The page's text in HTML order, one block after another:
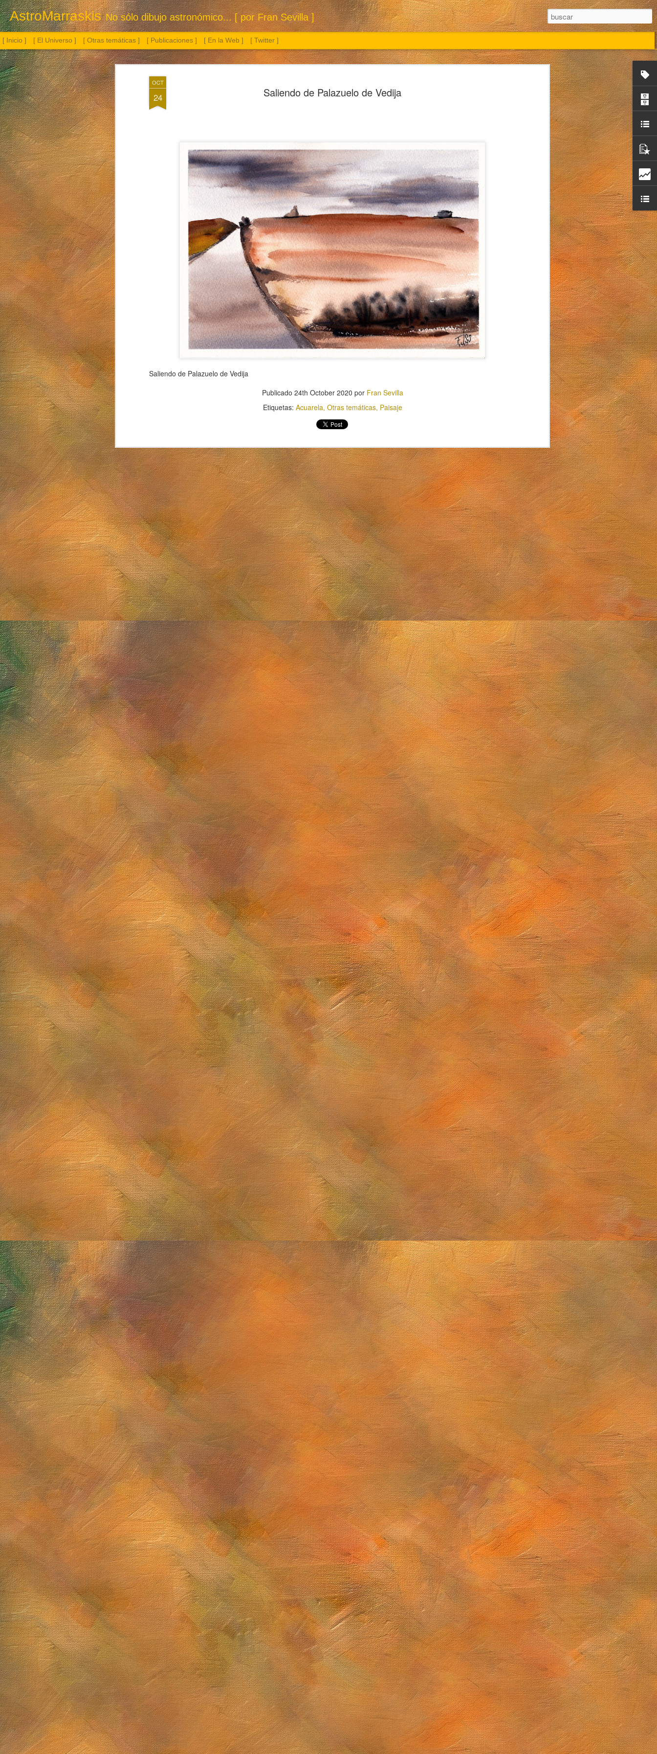
OCT
24 Saliendo de Palazuelo de Vedija
Saliendo de Palazuelo de Vedija
Publicado 24th October 2020 por Fran Sevilla
Etiquetas: Acuarela Otras temáticas Paisaje
AstroMarraskis No sólo dibujo astronómico... [ por Fran Sevilla ]
[ Inicio ] [ El Universo ] [ Otras temáticas ] [ Publicaciones ] [ En la Web ] [ Twitter ]
Albireo Botella con flor Sol. 3 a 26 de julio de 2026 Manzana
Sol. 19 de julio de 2026 Mugarra Pera Cubo
Sol. 5 al 26 de junio de 2026
Sol. 7 de junio de 2026 Sol. 15 de abril a 29 de mayo de 2026
Sol. 13, 16, 17, 23 y 30 de mayo de 2026
Sol. 23 de abril de 2026 Sol. 30 de noviembre de 2025 a 10 de abril de 2026El dibujo astronómico en la primera mitad del siglo XIX y lo sublime Mugarra
Sol. 12 y 13 de marzo de 2026 Sol. 3 de febrero de 2026 Carbonero Sol. 28 de diciembre de 2025
Saturno con anillos de canto y Titán Sol. 19 de septiembre a 2 de noviembre de 2025M8, M13, Epsilon Lyrae y Saturno Sol. 21 y 25 de septiembre de 2025 (2 láminas)
Saturno Sol. 16 de agosto a 12 de septiembre de 2025Sol. 18 de julio a 15 de agosto de 2025Sol. 2 de agosto de 2025 Cúmulo globular M4
Cúmulo globular M13 Sol. 22 de junio a 11 de julio de 2025 Sol. 6 a 20 de junio de 2025 Sol. 13 de mayo a 5 de junio de 2025Sol. 1 y 14 de junio de 2025 (2 láminas)
Sol. 31 de mayo de 2025 Sol. 19 al 28 de mayo de 2025 (10 láminas)